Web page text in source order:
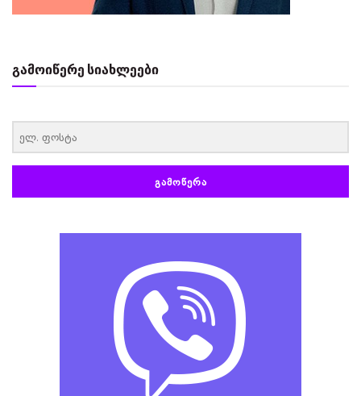
გამოიწერე სიახლეები
ᲒᲐᲛᲝᲬᲔᲠᲐ